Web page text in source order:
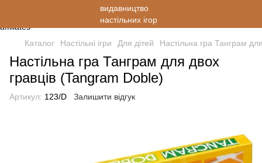
Каталог Настільні ігри Для дітей Настільна гра Танграм
Настільна гра Танграм для двох
гравців (Tangram Doble)
Артикул: 123/D Залишити відгук